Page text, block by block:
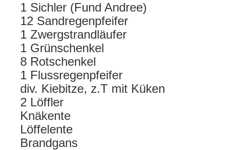
1 Sichler (Fund Andree)
12 Sandregenpfeifer
1 Zwergstrandläufer
1 Grünschenkel
8 Rotschenkel
1 Flussregenpfeifer
div. Kiebitze, z.T mit Küken
2 Löffler
Knäkente
Löffelente
Brandgans